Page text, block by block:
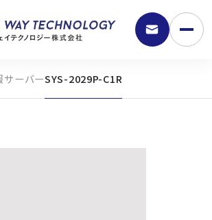
サーバーSYS-2029P-C1R